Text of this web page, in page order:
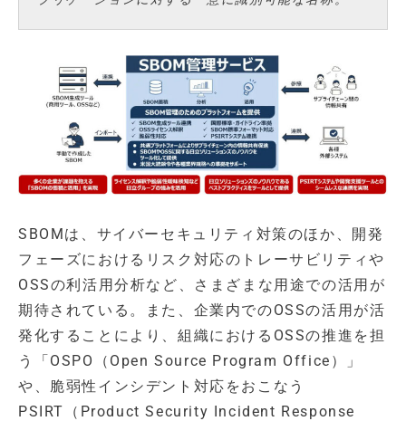
SBOMは、サイバーセキュリティ対策のほか、開発
フェーズにおけるリスク対応のトレーサビリティや
OSSの利活用分析など、さまざまな用途での活用が
期待されている。また、企業内でのOSSの活用が活
発化することにより、組織におけるOSSの推進を担
う「OSPO（Open Source Program Office）」
や、脆弱性インシデント対応をおこなう
PSIRT（Product Security Incident Response